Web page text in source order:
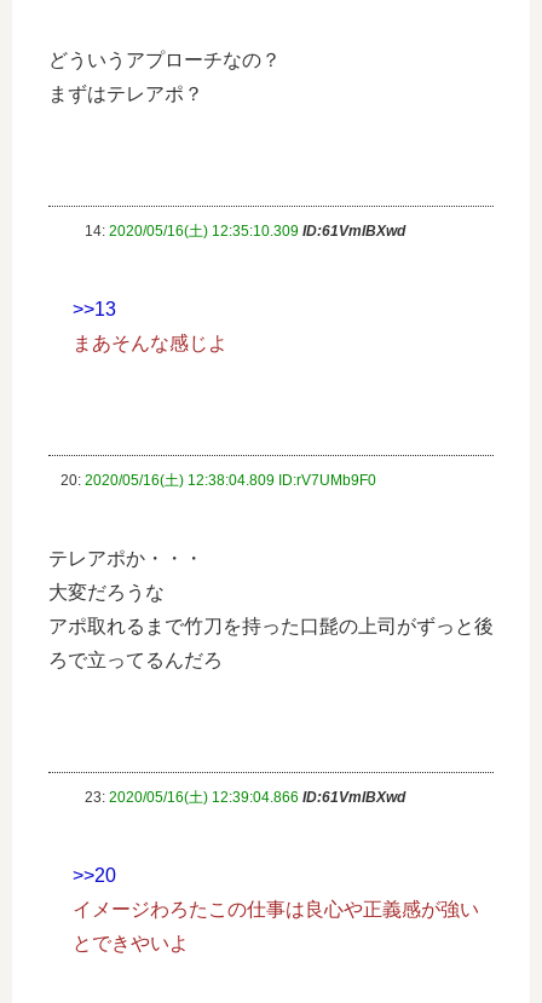
どういうアプローチなの？
まずはテレアポ？
14: 2020/05/16(土) 12:35:10.309 ID:61VmlBXwd
>>13
まあそんな感じよ
20: 2020/05/16(土) 12:38:04.809 ID:rV7UMb9F0
テレアポか・・・
大変だろうな
アポ取れるまで竹刀を持った口髭の上司がずっと後
ろで立ってるんだろ
23: 2020/05/16(土) 12:39:04.866 ID:61VmlBXwd
>>20
イメージわろたこの仕事は良心や正義感が強い
とできやいよ